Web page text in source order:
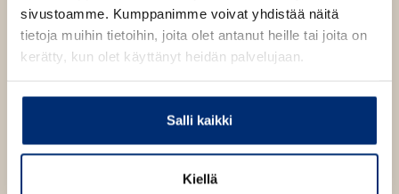
sivustoamme. Kumppanimme voivat yhdistää näitä
tietoja muihin tietoihin, joita olet antanut heille tai joita on
kerätty, kun olet käyttänyt heidän palvelujaan.
Salli kaikki
Kiellä